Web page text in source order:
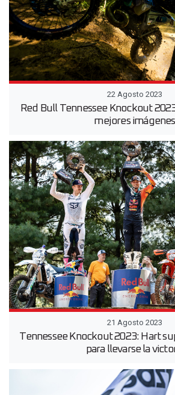
22 Agosto 2023
Red Bull Tennessee Knockout
mejores imágenes
21 Agosto 2023
Tennessee Knockout 2023: Hart
para llevarse la